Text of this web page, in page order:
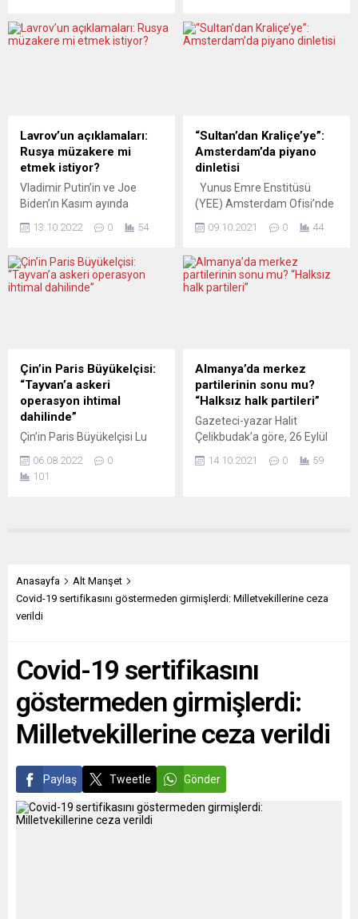
karşı önlemler sertleştirildi.
Aşı zorunluluğu yolda.
arttığına ve hastanelerin
kapasitesinin sınırına
ulaştığına işaret etti. Söder,
özellikle aşı olmayanların
hastanelerde yattığına
dikkati çekerek,...
vermektedirler. Haklı bir
gerekçeye, çevre
noktası” bellidir. Bu
toplumun ezici çoğunluğu
“Hollandalı çiftçilerden bana
Hatta Hollanda’daki çitçilerin
ve hayvan...
Lavrov’un açıklamaları:
Rusya müzakere mi
etmek istiyor?
Vladimir Putin’in ve Joe
Biden’ın Kasım ayında
zirvesine katılmaları
Bakanı Sergey Lavrov, iki
devlet başkanı arasında yüz
dinlemeye de hazır
olduklarını söyledi. Biden
CNN’e verdiği bir röportajda,
buluşmak için ”iyi bir neden”
13.10.2022 0 54
“Sultan’dan Kraliçe’ye”:
Amsterdam’da piyano
dinletisi
Yunus Emre Enstitüsü
(YEE) Amsterdam Ofisi’nde
başlığı altında bir dinleti
Amsterdam Ofisi tarafından
düzenlenen ve
Programda, Yıldız Teknik
Üniversitesinden Doç. Dr.
Evren Kutlay tarafından, 2.
Abdülhamid’in birçok
müzisyene hazırlattığı
düşünülen albümdeki
eserler icra edildi. AA...
09.10.2021 0 44
Çin’in Paris Büyükelçisi:
“Tayvan’a askeri
operasyon ihtimal
dahilinde”
Çin’in Paris Büyükelçisi Lu
operasyon ihtimalinin
bulunduğunu belirtti. Fransız
askeri operasyon ihtimalinin
bulunduğunu ifade eden Lu,
bunun Tayvanlılara karşı bir
halkın beyninin yıkandığını
iddia...
06.08.2022
0
101
Almanya’da merkez
partilerinin sonu mu?
“Halksız halk partileri”
Gazeteci-yazar Halit
Çelikbudak’a göre, 26 Eylül
döneminin kapandığını da
26 Eylül’de yapılan seçim,
14.10.2021 0 59
Anasayfa
Alt Manşet
Covid-19 sertifikasını göstermeden girmişlerdi: Milletvekillerine ceza
verildi
Covid-19 sertifikasını
göstermeden girmişlerdi:
Milletvekillerine ceza verildi
Paylaş Tweetle Gönder